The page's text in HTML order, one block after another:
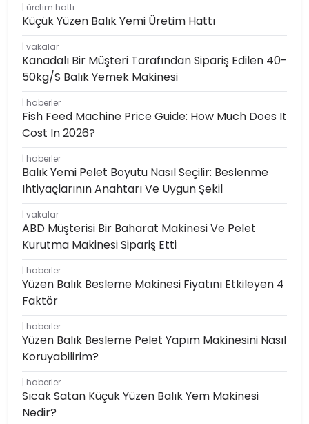
üretim hattı
Küçük Yüzen Balık Yemi Üretim Hattı
vakalar
Kanadalı Bir Müşteri Tarafından Sipariş Edilen 40-
50kg/s Balık Yemek Makinesi
haberler
Fish Feed Machine Price Guide: How Much Does It
Cost In 2026?
haberler
Balık Yemi Pelet Boyutu Nasıl Seçilir: Beslenme
Ihtiyaçlarının Anahtarı Ve Uygun Şekil
vakalar
ABD Müşterisi Bir Baharat Makinesi Ve Pelet
Kurutma Makinesi Sipariş Etti
haberler
Yüzen Balık Besleme Makinesi Fiyatını Etkileyen 4
Faktör
haberler
Yüzen Balık Besleme Pelet Yapım Makinesini Nasıl
Koruyabilirim?
haberler
Sıcak Satan Küçük Yüzen Balık Yem Makinesi
Nedir?